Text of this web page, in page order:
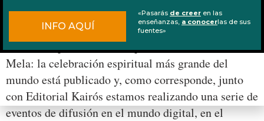
Presentación de ‘Kumbha Mela’ y entrevistas
de radio
Hace unas pocas semanas que mi libro Kumbha
Mela: la celebración espiritual más grande del
mundo está publicado y, como corresponde, junto
con Editorial Kairós estamos realizando una serie de
eventos de difusión en el mundo digital, en el
INFO AQUÍ
«Pasarás de creer en las
enseñanzas, a conocerlas de sus
fuentes»